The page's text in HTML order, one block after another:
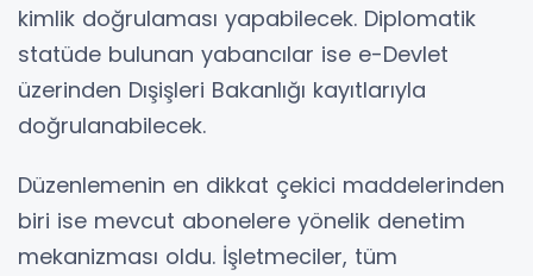
kimlik doğrulaması yapabilecek. Diplomatik
statüde bulunan yabancılar ise e-Devlet
üzerinden Dışişleri Bakanlığı kayıtlarıyla
doğrulanabilecek.
Düzenlemenin en dikkat çekici maddelerinden
biri ise mevcut abonelere yönelik denetim
mekanizması oldu. İşletmeciler, tüm